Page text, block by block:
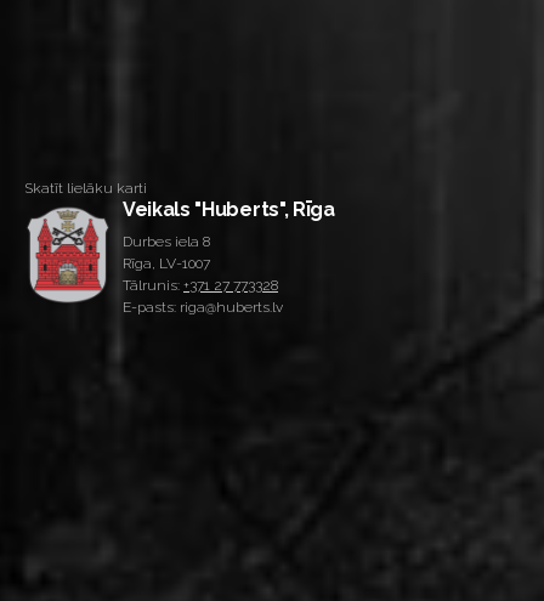
Skatīt lielāku karti
Veikals "Huberts", Rīga
Durbes iela 8
Rīga, LV-1007
Tālrunis: +371 27 773328
E-pasts: riga@huberts.lv